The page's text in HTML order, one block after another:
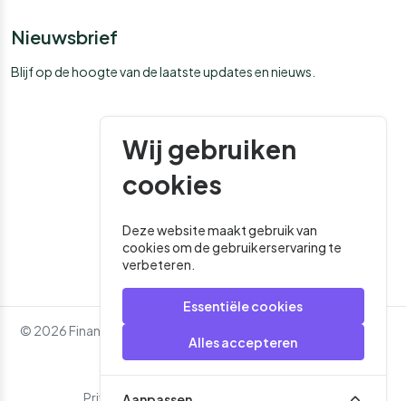
Wij gebruiken
cookies
Deze website maakt gebruik van
cookies om de gebruikerservaring te
verbeteren.
Essentiële cookies
Alles accepteren
Nieuwsbrief
Blijf op de hoogte van de laatste updates en nieuws.
© 2026 Financial Media. Alle rechten voorbehouden. - Website
Roger That
Privacybeleid Algemene Voorwaarden